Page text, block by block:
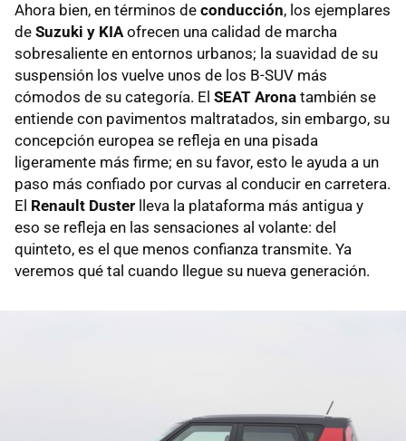
Ahora bien, en términos de conducción, los ejemplares
de Suzuki y KIA ofrecen una calidad de marcha
sobresaliente en entornos urbanos; la suavidad de su
suspensión los vuelve unos de los B-SUV más
cómodos de su categoría. El SEAT Arona también se
entiende con pavimentos maltratados, sin embargo, su
concepción europea se refleja en una pisada
ligeramente más firme; en su favor, esto le ayuda a un
paso más confiado por curvas al conducir en carretera.
El Renault Duster lleva la plataforma más antigua y
eso se refleja en las sensaciones al volante: del
quinteto, es el que menos confianza transmite. Ya
veremos qué tal cuando llegue su nueva generación.